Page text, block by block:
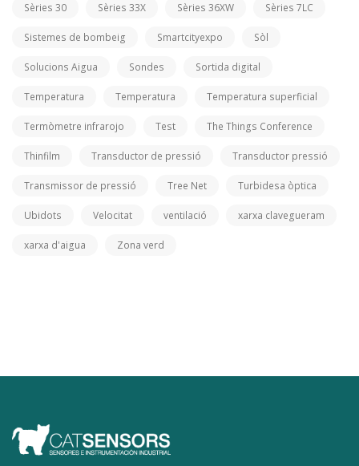
Sèries 30 Sèries 33X Sèries 36XW Sèries 7LC
Sistemes de bombeig Smartcityexpo Sòl
Solucions Aigua Sondes Sortida digital
Temperatura Temperatura Temperatura superficial
Termòmetre infrarojo Test The Things Conference
Thinfilm Transductor de pressió Transductor pressió
Transmissor de pressió Tree Net Turbidesa òptica
Ubidots Velocitat ventilació xarxa clavegueram
xarxa d'aigua Zona verd